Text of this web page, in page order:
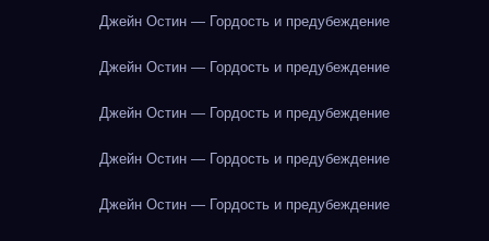
Джейн Остин — Гордость и предубеждение
Джейн Остин — Гордость и предубеждение
Джейн Остин — Гордость и предубеждение
Джейн Остин — Гордость и предубеждение
Джейн Остин — Гордость и предубеждение